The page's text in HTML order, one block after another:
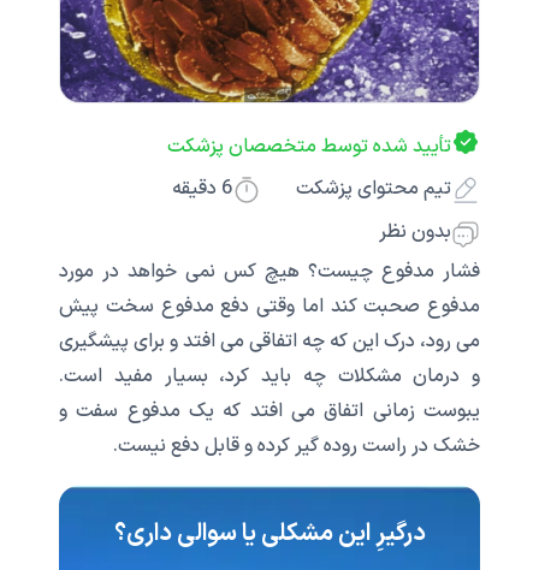
تأیید شده توسط متخصصان پزشکت
تیم محتوای پزشکت
6 دقیقه
بدون نظر
فشار مدفوع چیست؟ هیچ کس نمی خواهد در مورد
مدفوع صحبت کند اما وقتی دفع مدفوع سخت پیش
می رود، درک این که چه اتفاقی می افتد و برای پیشگیری
و درمان مشکلات چه باید کرد، بسیار مفید است.
یبوست زمانی اتفاق می افتد که یک مدفوع سفت و
خشک در راست روده گیر کرده و قابل دفع نیست.
درگیرِ این مشکلی یا سوالی داری؟